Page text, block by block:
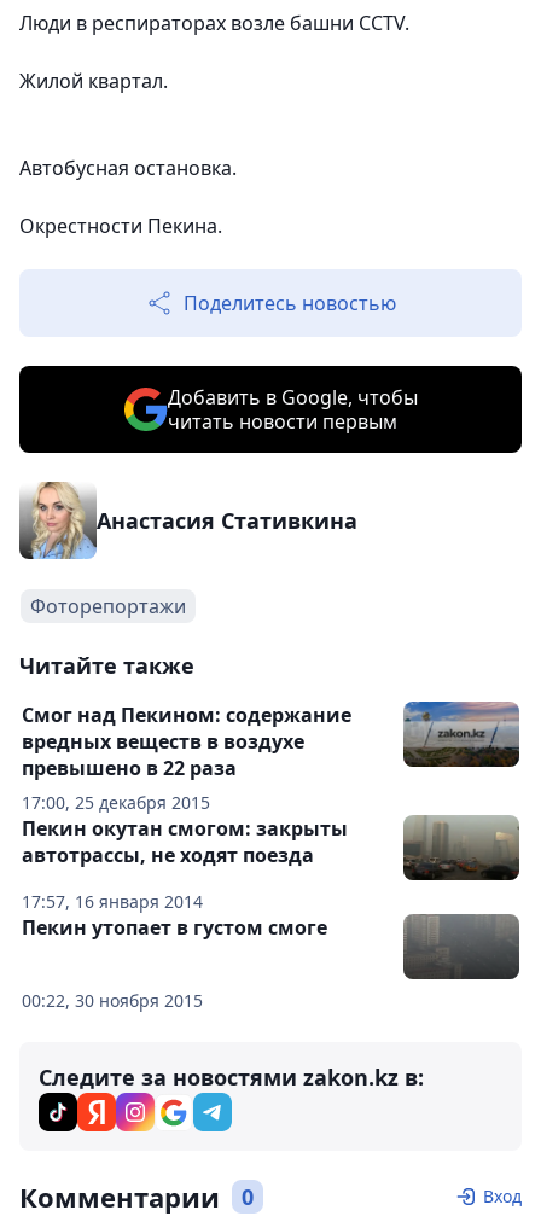
Люди в респираторах возле башни CCTV.
Жилой квартал.
Автобусная остановка.
Окрестности Пекина.
Поделитесь новостью
Добавить в Google, чтобы
читать новости первым
Анастасия Стативкина
Фоторепортажи
Читайте также
17:00, 25 декабря 2015
Смог над Пекином: содержание
вредных веществ в воздухе
превышено в 22 раза
17:57, 16 января 2014
Пекин окутан смогом: закрыты
автотрассы, не ходят поезда
00:22, 30 ноября 2015
Пекин утопает в густом смоге
Следите за новостями zakon.kz в:
Комментарии 0 Вход